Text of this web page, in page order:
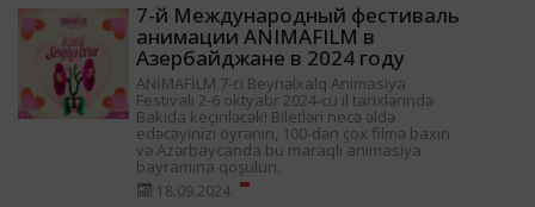
7-й Международный фестиваль
анимации ANIMAFILM в
Азербайджане в 2024 году
ANİMAFİLM 7-ci Beynəlxalq Animasiya
Festivalı 2-6 oktyabr 2024-cü il tarixlərində
Bakıda keçiriləcək! Biletləri necə əldə
edəcəyinizi öyrənin, 100-dən çox filmə baxın
və Azərbaycanda bu maraqlı animasiya
bayramına qoşulun.
18.09.2024